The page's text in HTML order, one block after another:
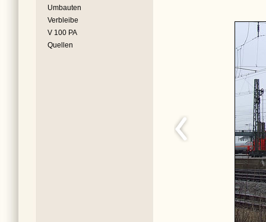
Umbauten
Verbleibe
V 100 PA
Quellen